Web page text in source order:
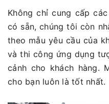
Không chỉ cung cấp
có sẵn, chúng tôi còn
theo mẫu yêu cầu của
và thi công ứng dụng
cảnh cho khách hàng.
cho bạn luôn là tốt nhất.